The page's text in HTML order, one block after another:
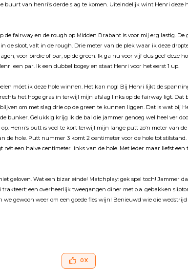
buurt van henri’s derde slag te komen. Uiteindelĳk wint Henri deze
de fairway en de rough op Midden Brabant is voor mĳ erg lastig. De
de sloot, valt in de rough. Drie meter van de plek waar ik deze
voor birdie of par, op de green. Ik ga nu voor vĳf dus geef deze
een par. Ik een dubbel bogey en staat Henri voor het eerst 1 up.
móet ik deze hole winnen. Het kan nog! Bĳ Henri lĳkt de
het hoge gras in terwĳl mĳn afslag links op de fairway ligt. Dat
om met slag drie op de green te kunnen liggen. Dat is wat bĳ
bunker. Gelukkig krĳg ik de bal die jammer genoeg wel heel ver
Henri’s putt is veel te kort terwĳl mĳn lange putt zo’n meter van
de hole. Putt nummer 3 komt 2 centimeter voor de hole tot
een halve centimeter links van de hole. Met ieder maar liefst een
geloven. Wat een bizar einde! Matchplay: gek spel toch! Jammer
een overheerlĳk tweegangen diner met o.a. gebakken
we gewoon weer om een goede fles wĳn! Benieuwd wie die wedstrĳd
0X